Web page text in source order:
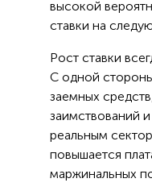
высокой
ставки на
Рост ставки
С одной
заемных
заимствований
реальным
повышается
маржинальных